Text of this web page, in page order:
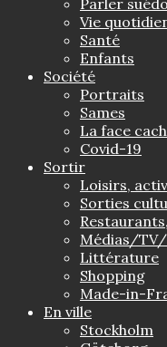
Vie
Santé
Enfants
Société
Portraits
Sames
La face
Covid-19
Sortir
Loisirs,
Sorties
Médias/
Littérature
Shopping
Made-in-
En ville
Stockholm